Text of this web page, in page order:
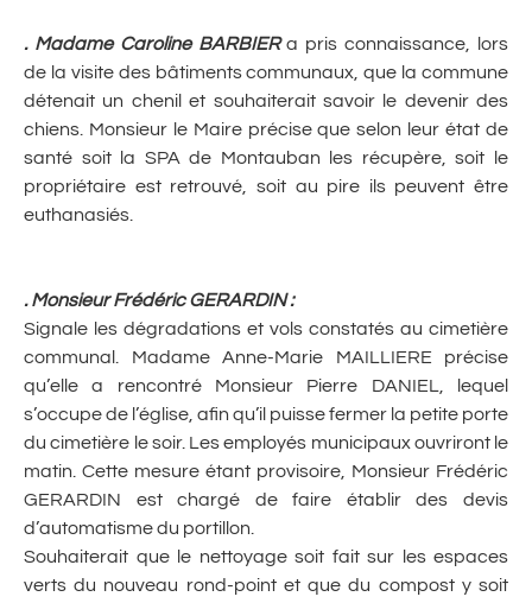
. Madame Caroline BARBIERa pris connaissance, lors
de la visite des bâtiments communaux, que la commune
détenait un chenil et souhaiterait savoir le devenir des
chiens. Monsieur le Maire précise que selon leur état de
santé soit la SPA de Montauban les récupère, soit le
propriétaire est retrouvé, soit au pire ils peuvent être
euthanasiés.
. Monsieur Frédéric GERARDIN :
Signale les dégradations et vols constatés au cimetière
communal. Madame Anne-Marie MAILLIERE précise
qu’elle a rencontré Monsieur Pierre DANIEL, lequel
s’occupe de l’église, afin qu’il puisse fermer la petite porte
du cimetière le soir. Les employés municipaux ouvriront le
matin. Cette mesure étant provisoire, Monsieur Frédéric
GERARDIN est chargé de faire établir des devis
d’automatisme du portillon.
Souhaiterait que le nettoyage soit fait sur les espaces
verts du nouveau rond-point et que du compost y soit